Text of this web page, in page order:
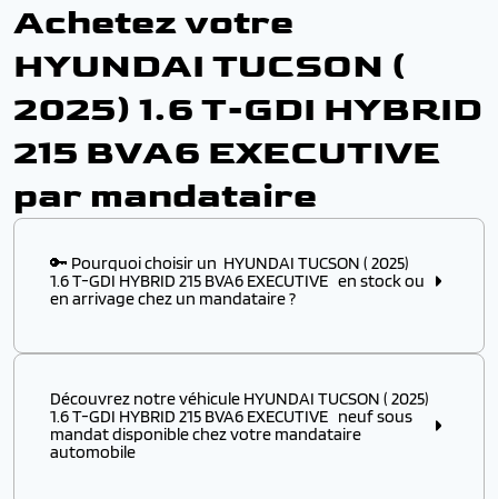
Achetez votre
HYUNDAI TUCSON (
2025) 1.6 T-GDI HYBRID
215 BVA6 EXECUTIVE
par mandataire
🔑 Pourquoi choisir un HYUNDAI TUCSON ( 2025)
1.6 T-GDI HYBRID 215 BVA6 EXECUTIVE en stock ou
en arrivage chez un mandataire ?
Choisir ce modèleen stockouen arrivagechez un
✔️ D’obtenir unmodèle disponible immédiatement
sans attendre plusieurs mois de délai usine
Découvrez notre véhicule HYUNDAI TUCSON ( 2025)
1.6 T-GDI HYBRID 215 BVA6 EXECUTIVE neuf sous
mandat disponible chez votre mandataire
automobile